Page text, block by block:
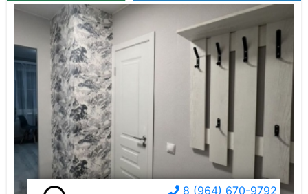
8 (964) 670-9792